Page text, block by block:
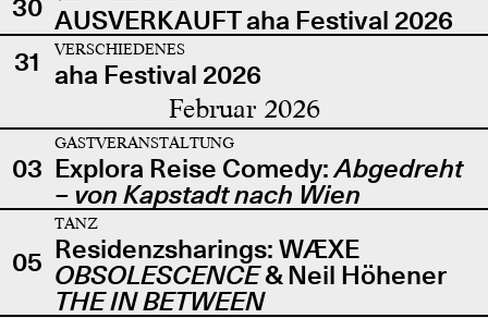
30 AUSVERKAUFT aha Festival 2026
31
VERSCHIEDENES
aha Festival 2026
Februar 2026
03
GASTVERANSTALTUNG
Explora Reise Comedy:Abgedreht
– von Kapstadt nach Wien
05
TANZ
Residenzsharings: WÆXE
OBSOLESCENCE& Neil Höhener
THE IN BETWEEN